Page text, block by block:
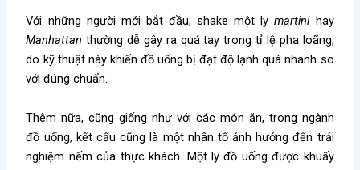
Với những người mới bắt đầu, shake một lymartini hay
Manhattan thường dễ gây ra quá tay trong tỉ lệ pha loãng,
do kỹ thuật này khiến đồ uống bị đạt độ lạnh quá nhanh so
với đúng chuẩn.
Thêm nữa, cũng giống như với các món ăn, trong ngành
đồ uống, kết cấu cũng là một nhân tố ảnh hưởng đến trải
nghiệm nếm của thực khách. Một ly đồ uống được khuấy